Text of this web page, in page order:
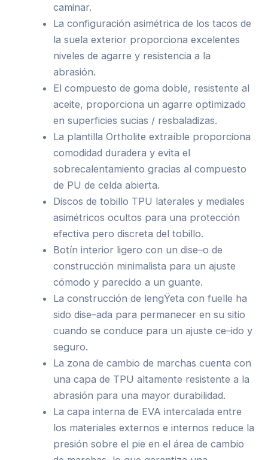
caminar.
La configuración asimétrica de los tacos de
la suela exterior proporciona excelentes
niveles de agarre y resistencia a la
abrasión.
El compuesto de goma doble, resistente al
aceite, proporciona un agarre optimizado
en superficies sucias / resbaladizas.
La plantilla Ortholite extraíble proporciona
comodidad duradera y evita el
sobrecalentamiento gracias al compuesto
de PU de celda abierta.
Discos de tobillo TPU laterales y mediales
asimétricos ocultos para una protección
efectiva pero discreta del tobillo.
Botín interior ligero con un dise–o de
construcción minimalista para un ajuste
cómodo y parecido a un guante.
La construcción de lengŸeta con fuelle ha
sido dise–ada para permanecer en su sitio
cuando se conduce para un ajuste ce–ido y
seguro.
La zona de cambio de marchas cuenta con
una capa de TPU altamente resistente a la
abrasión para una mayor durabilidad.
La capa interna de EVA intercalada entre
los materiales externos e internos reduce la
presión sobre el pie en el área de cambio